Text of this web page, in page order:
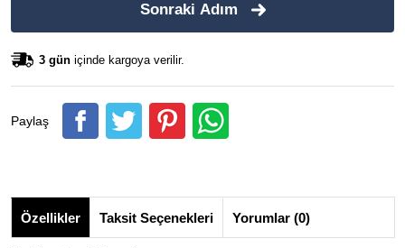
Sonraki Adım
3 gün içinde kargoya verilir.
Paylaş
Özellikler Taksit Seçenekleri Yorumlar (0)